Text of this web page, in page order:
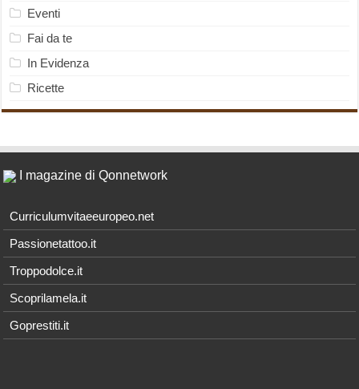
Eventi
Fai da te
In Evidenza
Ricette
I magazine di Qonnetwork
Curriculumvitaeeuropeo.net
Passionetattoo.it
Troppodolce.it
Scoprilamela.it
Goprestiti.it